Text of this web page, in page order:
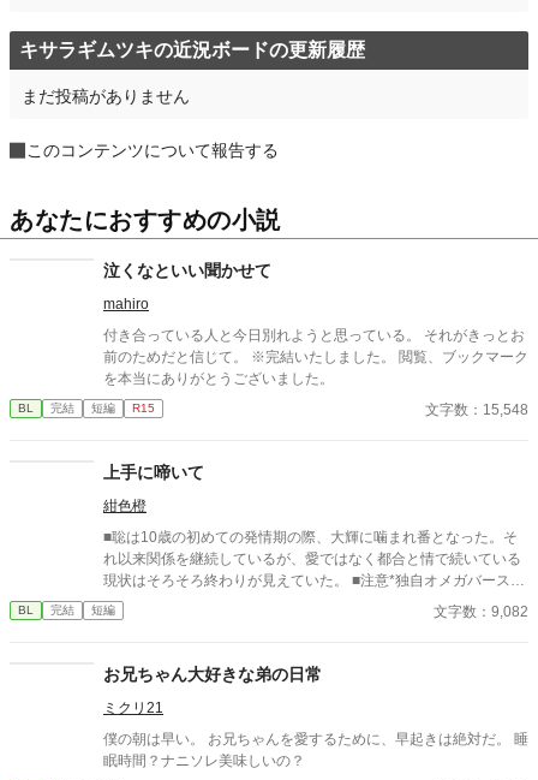
キサラギムツキの近況ボードの更新履歴
まだ投稿がありません
このコンテンツについて報告する
あなたにおすすめの小説
泣くなといい聞かせて
mahiro
付き合っている人と今日別れようと思っている。 それがきっとお
前のためだと信じて。 ※完結いたしました。 閲覧、ブックマーク
を本当にありがとうございました。
BL 完結 短編 R15 文字数：15,548
上手に啼いて
紺色橙
■聡は10歳の初めての発情期の際、大輝に噛まれ番となった。そ
れ以来関係を継続しているが、愛ではなく都合と情で続いている
現状はそろそろ終わりが見えていた。 ■注意*独自オメガバース設
定。■『それは愛か本能か』と同じ世界設定です。関係は一切な
し。
BL 完結 短編 文字数：9,082
お兄ちゃん大好きな弟の日常
ミクリ21
僕の朝は早い。 お兄ちゃんを愛するために、早起きは絶対だ。 睡
眠時間？ナニソレ美味しいの？